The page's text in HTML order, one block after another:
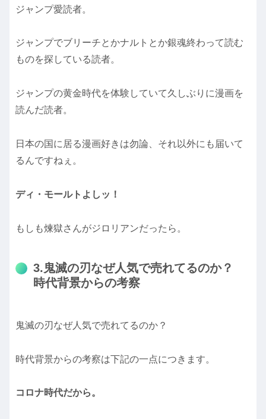
ジャンプ愛読者。
ジャンプでブリーチとかナルトとか銀魂終わって読む
ものを探している読者。
ジャンプの黄金時代を体験していて久しぶりに漫画を
読んだ読者。
日本の国に居る漫画好きは勿論、それ以外にも届いて
るんですねぇ。
ディ・モールトよしッ！
もしも煉獄さんがジロリアンだったら。
3.鬼滅の刃なぜ人気で売れてるのか？
時代背景からの考察
鬼滅の刃なぜ人気で売れてるのか？
時代背景からの考察は下記の一点につきます。
コロナ時代だから。